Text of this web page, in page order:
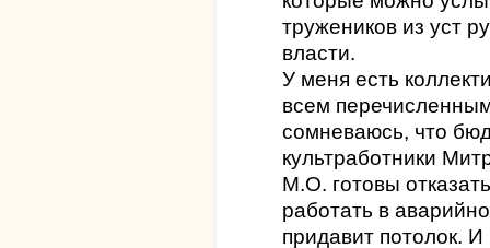
тружеников из уст
власти.
У меня есть
всем
сомневаюсь, что
культработники
М.О. готовы
работать в
придавит потолок.